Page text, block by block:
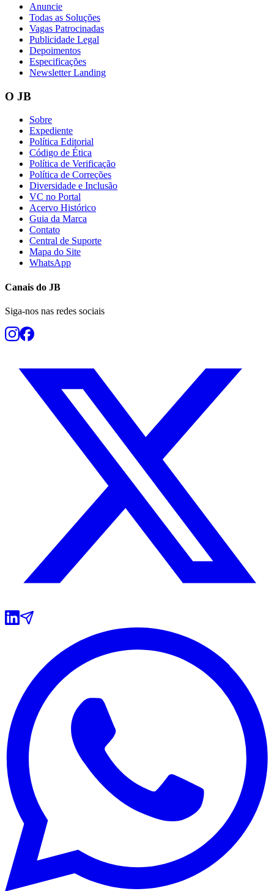
Anuncie
Todas as Soluções
Vagas Patrocinadas
Publicidade Legal
Depoimentos
Especificações
Newsletter Landing
O JB
Sobre
Expediente
Política Editorial
Código de Ética
Política de Verificação
Política de Correções
Diversidade e Inclusão
VC no Portal
Acervo Histórico
Guia da Marca
Contato
Central de Suporte
Mapa do Site
WhatsApp
Canais do JB
Siga-nos nas redes sociais